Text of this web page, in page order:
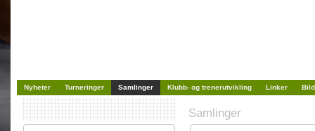
Nyheter Turneringer Samlinger Klubb- og trenerutvikling Linker
Samlinger